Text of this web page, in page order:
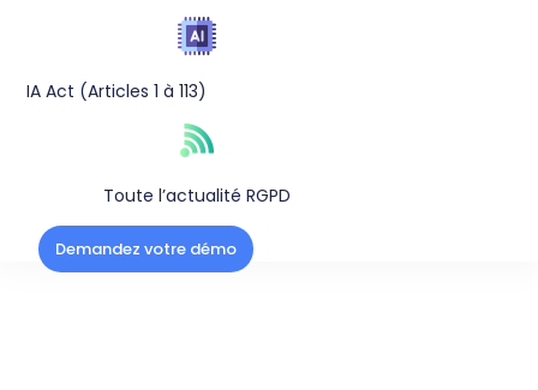
IA Act (Articles 1 à 113)
Toute l’actualité RGPD
Demandez votre démo